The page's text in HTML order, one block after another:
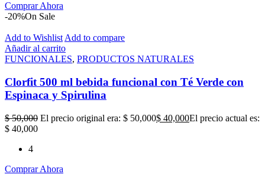
Comprar Ahora
-20%On Sale
Add to Wishlist Add to compare
Añadir al carrito
FUNCIONALES, PRODUCTOS NATURALES
Clorfit 500 ml bebida funcional con Té Verde con
Espinaca y Spirulina
$50,000 El precio original era: $ 50,000$ 40,000El precio actual es:
$ 40,000
4
Comprar Ahora